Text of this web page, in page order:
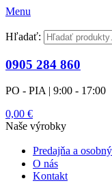
Menu
Hľadať:
0905 284 860
PO - PIA | 9:00 - 17:00
0,00 €
Naše výrobky
Predajňa a
O nás
Kontakt